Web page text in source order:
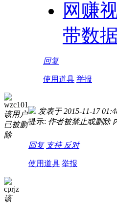
网赚
带数
回复
使用道具 举报
wzc101
该用户
已被删
除
发表于 2015-11-17
提示: 作者被禁止或删除
回复 支持 反对
使用道具 举报
cprjz
该